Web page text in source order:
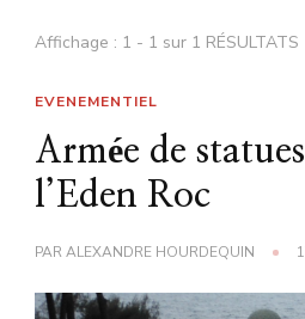
Affichage : 1 - 1 sur 1 RÉSULTATS
EVENEMENTIEL
Armée de
l’Eden Roc
PARALEXANDRE HOURDEQUIN